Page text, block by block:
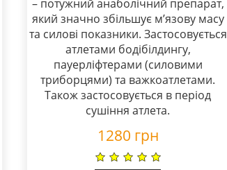
– потужний анаболічний препарат,
який значно збільшує м’язову масу
та силові показники. Застосовується
атлетами бодібілдингу,
пауерліфтерами (силовими
триборцями) та важкоатлетами.
Також застосовується в період
сушіння атлета.
1280 грн